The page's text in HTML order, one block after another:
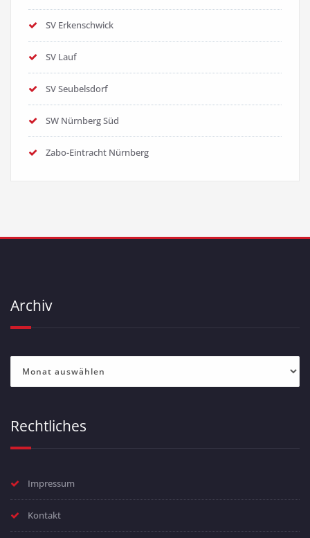
SV Erkenschwick
SV Lauf
SV Seubelsdorf
SW Nürnberg Süd
Zabo-Eintracht Nürnberg
Archiv
Rechtliches
Impressum
Kontakt